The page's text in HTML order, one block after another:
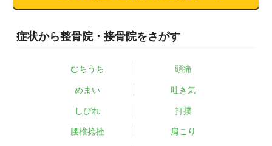
症状から整骨院・接骨院をさがす
むちうち 頭痛
めまい 吐き気
しびれ 打撲
腰椎捻挫 肩こり